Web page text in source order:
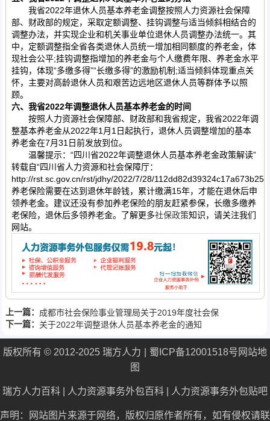
我省2022年退休人员基本养老金调整按照人力资源社会保障
部、财政部的规定，采取定额调整、挂钩调整与适当倾斜相结合的
调整办法，并实现企业和机关事业单位退休人员调整办法统一。其
中，定额调整指全省各类退休人员统一增加相同额度的养老金，体
现社会公平;挂钩调整指增加的养老金与个人缴费年限、养老金水平
挂钩，体现“多缴多得”“长缴多得”的激励机制;适当倾斜体现重点关
怀，主要对高龄退休人员和艰苦边远地区退休人员等群体予以照
顾。
六、我省2022年调整退休人员基本养老金的时间
按照人力资源社会保障部、财政部和我省规定，我省2022年调
整基本养老金从2022年1月1日起执行，退休人员调整增加的基本
养老金在7月31日前发放到位。
温馨提示：“四川省2022年调整退休人员基本养老金政策解读”
转载自“四川省人力资源和社会保障厅：
http://rst.sc.gov.cn/rst/jdhy/2022/7/28/
养老保险需要在达到退休年龄钱，累计缴满15年，才能在退休后申
领养老金。建议还没有参加养老保险的朋友赶紧参保，长缴多缴养
老保险，退休后多领养老金。了解更多社保政策知识，请关注我们
网站。
上一篇： 成都市社会保险事业管理局关于2019年度社会保
险经办业务使用上一年度 社会平均工资有关事项
的通知
下一篇： 关于2022年调整退休人员基本养老金的通知
版权所有 © 2012-2025 瑞方人力 蜀ICP备12001518号 网站地
图
瑞方人力百科 人力资源事务外包百科 人力资源事务外包贴吧
声明：网站图片来源于网络，版权归原作者所有，如有侵权请联